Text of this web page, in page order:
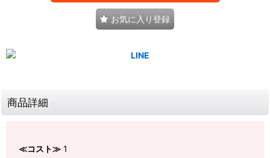
お気に入り登録
商品詳細
≪コスト≫ 1